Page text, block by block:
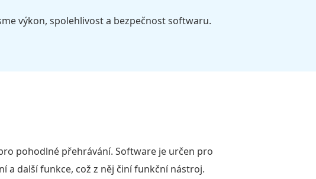
výkon, spolehlivost a bezpečnost softwaru.
pohodlné přehrávání. Software je určen pro
a další funkce, což z něj činí funkční nástroj.